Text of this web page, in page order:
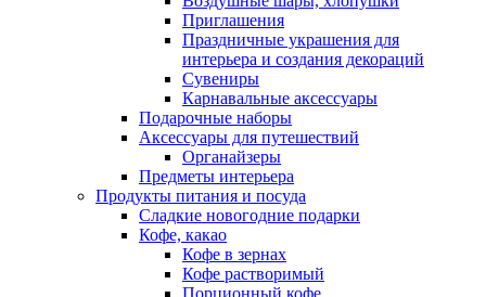
Приглашения
Праздничные украшения для
интерьера и создания декораций
Сувениры
Карнавальные аксессуары
Подарочные наборы
Аксессуары для путешествий
Органайзеры
Предметы интерьера
Продукты питания и посуда
Сладкие новогодние подарки
Кофе, какао
Кофе в зернах
Кофе растворимый